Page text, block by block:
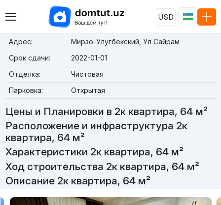
USD
Адрес:
Мирзо-Улугбекский, Ул Сайрам
Срок сдачи:
2022-01-01
Отделка:
Чистовая
Парковка:
Открытая
Цены и Планировки в 2к квартира, 64 м²
Расположение и инфраструктура 2к
квартира, 64 м²
Характеристики 2к квартира, 64 м²
Ход строительства 2к квартира, 64 м²
Описание 2к квартира, 64 м²